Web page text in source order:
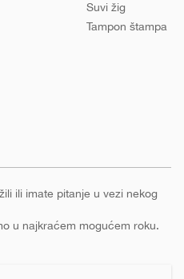
Suvi žig
Tampon štampa
ili imate pitanje u vezi nekog
u najkraćem mogućem roku.